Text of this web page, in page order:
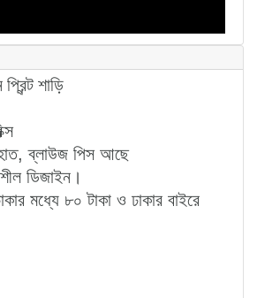
শাড়ি
ব্লাউজ পিস আছে
ডিজাইন।
মধ্যে ৮০ টাকা ও ঢাকার বাইরে